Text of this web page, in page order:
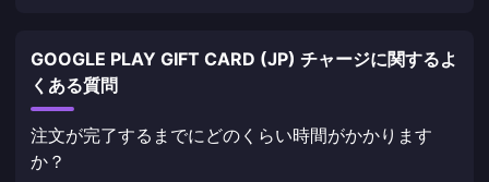
GOOGLE PLAY GIFT CARD (JP) チャージに関するよ
くある質問
注文が完了するまでにどのくらい時間がかかります
か？